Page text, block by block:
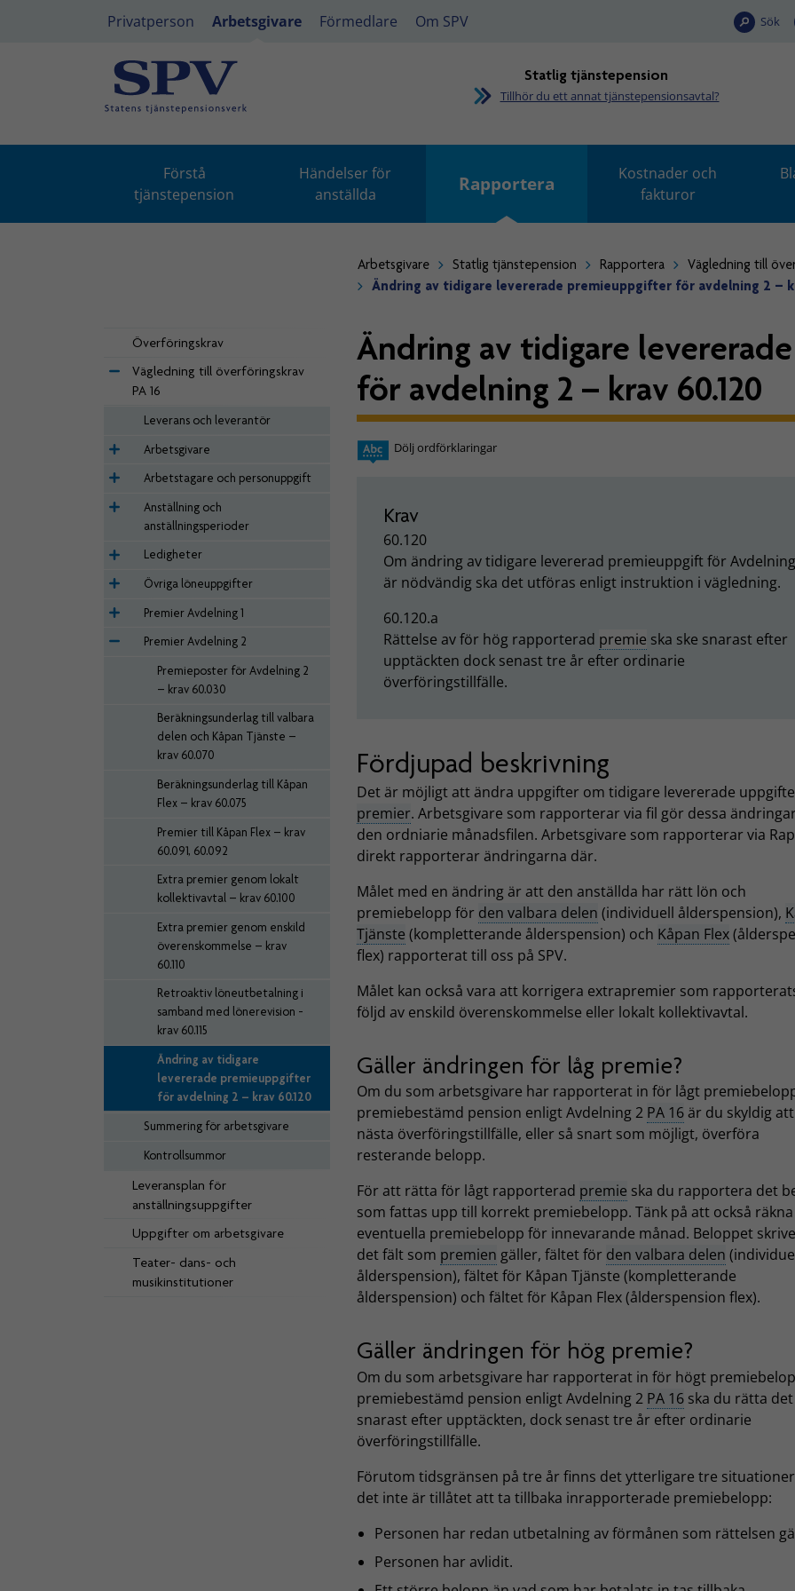
Privatperson Arbetsgivare Förmedlare Om SPV Sök
Statlig tjänstepension
Tillhör du ett annat tjänstepensionsavtal?
Förstå
tjänstepension
Händelser för
anställda
Rapportera
Kostnader och
fakturor
Arbetsgivare Statlig tjänstepension Rapportera Vägledning till
Ändring av tidigare levererade premieuppgifter för avdelning 2 –
Överföringskrav
Vägledning till överföringskrav
PA 16
Leverans och leverantör
Arbetsgivare
Arbetstagare och personuppgift
Anställning och
anställningsperioder
Ledigheter
Övriga löneuppgifter
Premier Avdelning 1
Premier Avdelning 2
Premieposter för Avdelning 2
– krav 60.030
Beräkningsunderlag till valbara
delen och Kåpan Tjänste –
krav 60.070
Beräkningsunderlag till Kåpan
Flex – krav 60.075
Premier till Kåpan Flex – krav
60.091, 60.092
Extra premier genom lokalt
kollektivavtal – krav 60.100
Extra premier genom enskild
överenskommelse – krav
60.110
Retroaktiv löneutbetalning i
samband med lönerevision -
krav 60.115
Ändring av tidigare
levererade premieuppgifter
för avdelning 2 – krav 60.120
Summering för arbetsgivare
Kontrollsummor
Leveransplan för
anställningsuppgifter
Uppgifter om arbetsgivare
Teater- dans- och
musikinstitutioner
Ändring av tidigare
för avdelning 2 – krav 60.120
Dölj ordförklaringar
Krav
60.120
Om ändring av tidigare levererad premieuppgift för
är nödvändig ska det utföras enligt instruktion i vägledning.
60.120.a
Rättelse av för hög rapporterad premie ska ske snarast efter
upptäckten dock senast tre år efter ordinarie
överföringstillfälle.
Fördjupad beskrivning
Det är möjligt att ändra uppgifter om tidigare levererade
premier. Arbetsgivare som rapporterar via fil gör dessa
den ordniarie månadsfilen. Arbetsgivare som rapporterar via
direkt rapporterar ändringarna där.
Målet med en ändring är att den anställda har rätt lön och
premiebelopp för den valbara delen (individuell ålderspension),
Tjänste (kompletterande ålderspension) och Kåpan Flex
flex) rapporterat till oss på SPV.
Målet kan också vara att korrigera extrapremier som
följd av enskild överenskommelse eller lokalt kollektivavtal.
Gäller ändringen för låg premie?
Om du som arbetsgivare har rapporterat in för lågt
premiebestämd pension enligt Avdelning 2 PA 16är du skyldig
nästa överföringstillfälle, eller så snart som möjligt, överföra
resterande belopp.
För att rätta för lågt rapporterad premie ska du rapportera det
som fattas upp till korrekt premiebelopp. Tänk på att också
eventuella premiebelopp för innevarande månad. Beloppet
det fält som premien gäller, fältetför den valbara delen
ålderspension), fältetför Kåpan Tjänste (kompletterande
ålderspension) och fältetför Kåpan Flex (ålderspension flex).
Gäller ändringen för hög premie?
Om du som arbetsgivare har rapporterat in för högt
premiebestämd pension enligt Avdelning 2 PA 16 ska du rätta det
snarast efter upptäckten, dock senast tre år efter ordinarie
överföringstillfälle.
Förutom tidsgränsen på tre år finns det ytterligare tre
det inte är tillåtet att ta tillbaka inrapporterade premiebelopp:
Personen har redan utbetalning av förmånen som rättelsen
Personen har avlidit.